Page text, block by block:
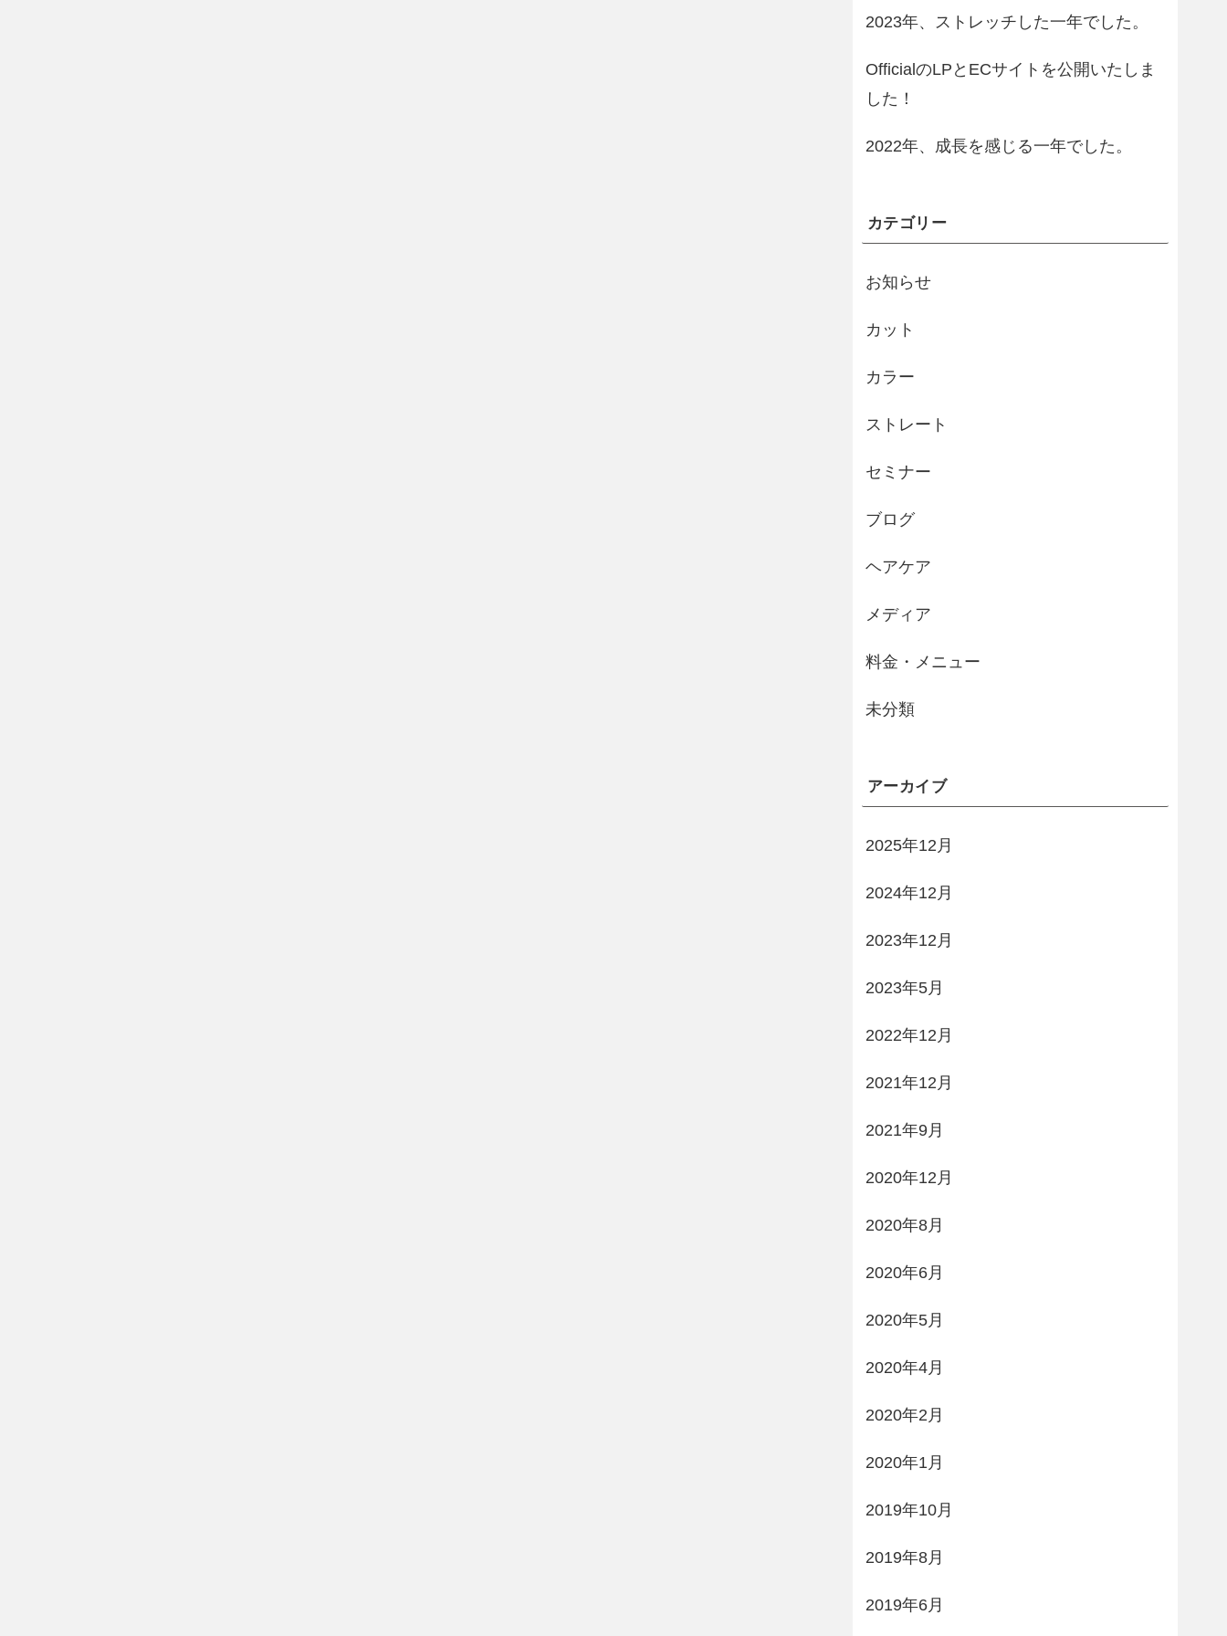
2023年、ストレッチした一年でした。
OfficialのLPとECサイトを公開いたしま
した！
2022年、成長を感じる一年でした。
カテゴリー
お知らせ
カット
カラー
ストレート
セミナー
ブログ
ヘアケア
メディア
料金・メニュー
未分類
アーカイブ
2025年12月
2024年12月
2023年12月
2023年5月
2022年12月
2021年12月
2021年9月
2020年12月
2020年8月
2020年6月
2020年5月
2020年4月
2020年2月
2020年1月
2019年10月
2019年8月
2019年6月